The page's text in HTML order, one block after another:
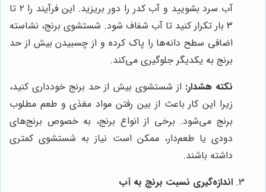
آب سرد بشویید و آب کدر را دور بریزید. این فرآیند را ۲ تا
۳ بار تکرار کنید تا آب شفاف شود. شستشوی برنج، نشاسته
اضافی سطح دانه‌ها را پاک کرده و از چسبیدن بیش از حد
برنج به یکدیگر جلوگیری می‌کند.
نکته هشدار: از شستشوی بیش از حد برنج خودداری کنید،
زیرا این کار باعث از بین رفتن مواد مغذی و طعم مطلوب
برنج می‌شود. برخی از انواع برنج، به خصوص برنج‌های
دودی یا طعم‌دار، ممکن است نیاز به شستشوی کمتری
داشته باشند.
اندازه‌گیری نسبت برنج به آب